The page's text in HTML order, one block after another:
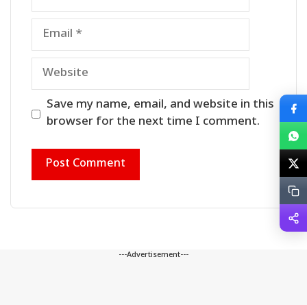
Email
Website
Save my name, email, and website in this
browser for the next time I comment.
---Advertisement---